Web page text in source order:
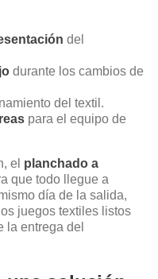
del
durante los cambios de
del textil.
para el equipo de
el planchado a
que todo llegue a
día de la salida,
juegos textiles listos
la entrega del